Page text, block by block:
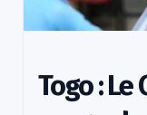
Togo : Le